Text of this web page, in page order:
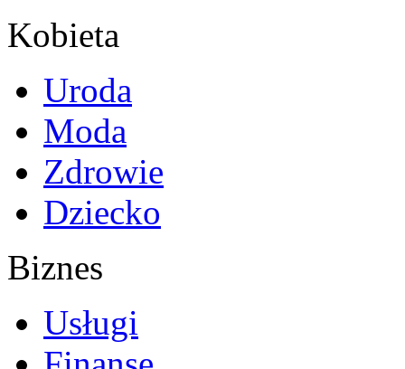
Kobieta
Uroda
Moda
Zdrowie
Dziecko
Biznes
Usługi